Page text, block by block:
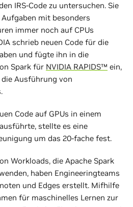
IRS-Code zu untersuchen. Sie
mit besonders
immer noch auf CPUs
schrieb neuen Code für die
und fügte ihn in die
Spark für NVIDIA RAPIDS™ ein,
Ausführung von
Code auf GPUs in einem
stellte es eine
um das 20-fache fest.
Workloads, die Apache Spark
haben Engineeringteams
und Edges erstellt. Mifhilfe
für maschinelles Lernen zur